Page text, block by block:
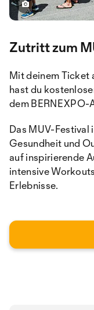
Zutritt zum
Mit deinem Ticket
hast du
dem BERNEXPO-
Das MUV-
Gesundheit und
auf inspirierende
intensive
Erlebnisse.